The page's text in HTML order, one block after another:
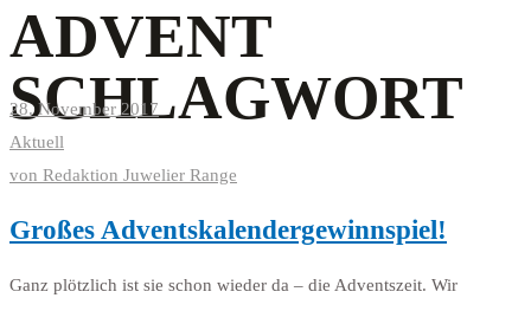
ADVENT
SCHLAGWORT
28. November 2017
Aktuell
von Redaktion Juwelier Range
Großes Adventskalendergewinnspiel!
Ganz plötzlich ist sie schon wieder da – die Adventszeit. Wir